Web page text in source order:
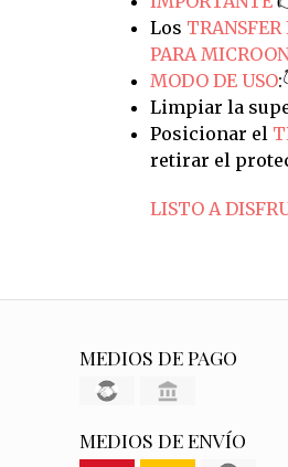
Los TRANSFER
PARA
MODO DE USO
Limpiar la
Posicionar el
retirar el
LISTO A
MEDIOS DE PAGO
MEDIOS DE ENVÍO